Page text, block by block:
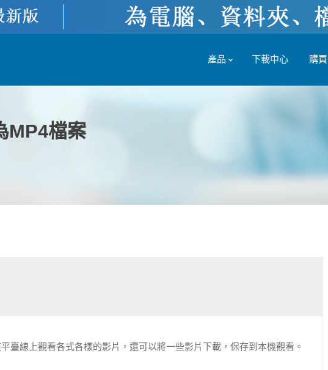
產品 下載中心 購買
MP4檔案
臺線上觀看各式各樣的影片，還可以將一些影片下載，保存到本機觀看。